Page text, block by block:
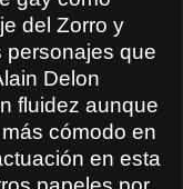
del Zorro y
personajes que
Delon
fluidez aunque
cómodo en
en esta